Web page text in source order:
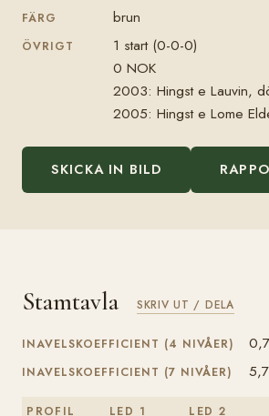
FÄRG brun
ÖVRIGT
1 start (0-0-0)
0 NOK
2003: Hingst e Lauvin,
2005: Hingst e Lome
SKICKA IN BILD
Stamtavla SKRIV UT / DELA
INAVELSKOEFFICIENT (4 NIVÅER)
INAVELSKOEFFICIENT (7 NIVÅER)
PROFIL LED 1 LED 2